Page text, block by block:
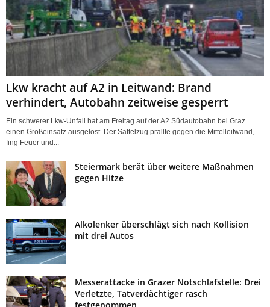
Lkw kracht auf A2 in Leitwand: Brand
verhindert, Autobahn zeitweise gesperrt
Ein schwerer Lkw-Unfall hat am Freitag auf der A2 Südautobahn bei Graz
einen Großeinsatz ausgelöst. Der Sattelzug prallte gegen die Mittelleitwand,
fing Feuer und...
Steiermark berät über weitere Maßnahmen
gegen Hitze
Alkolenker überschlägt sich nach Kollision
mit drei Autos
Messerattacke in Grazer Notschlafstelle: Drei
Verletzte, Tatverdächtiger rasch